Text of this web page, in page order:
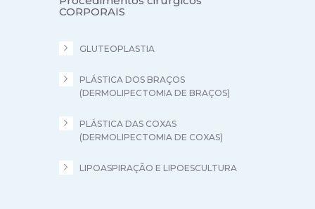
CORPORAIS
GLUTEOPLASTIA
PLÁSTICA DOS BRAÇOS
(DERMOLIPECTOMIA DE BRAÇOS)
PLÁSTICA DAS COXAS
(DERMOLIPECTOMIA DE COXAS)
LIPOASPIRAÇÃO E LIPOESCULTURA